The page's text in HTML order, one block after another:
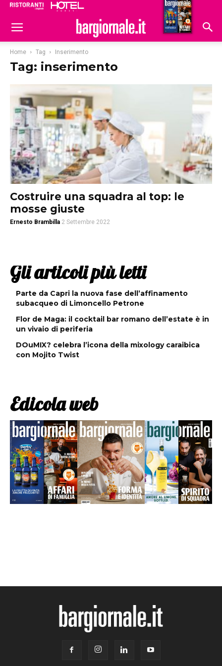
Hoteldomani
Home Tag Inserimento
Tag: inserimento
Costruire una squadra al top: le
mosse giuste
Ernesto Brambilla 2 Settembre 2022
Gli articoli più letti
Parte da Capri la nuova fase dell’affinamento
subacqueo di Limoncello Petrone
Flor de Maga: il cocktail bar romano dell’estate è in
un vivaio di periferia
DOuMIX? celebra l’icona della mixology caraibica
con Mojito Twist
Edicola web